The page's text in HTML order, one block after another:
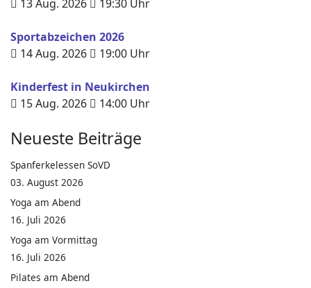
13 Aug. 2026
19:30 Uhr
Sportabzeichen 2026
14 Aug. 2026
19:00 Uhr
Kinderfest in Neukirchen
15 Aug. 2026
14:00 Uhr
Neueste Beiträge
Spanferkelessen SoVD
03. August 2026
Yoga am Abend
16. Juli 2026
Yoga am Vormittag
16. Juli 2026
Pilates am Abend